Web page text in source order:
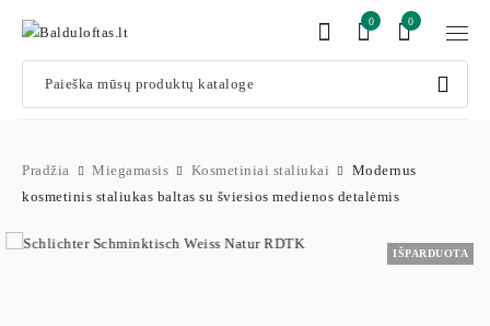
0
0
Pradžia Miegamasis Kosmetiniai staliukai
Modernus
kosmetinis staliukas baltas su šviesios medienos detalėmis
IŠPARDUOTA